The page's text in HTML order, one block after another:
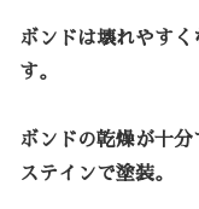
ボンドは壊れやす
す。
ボンドの乾燥が十
ステインで塗装。